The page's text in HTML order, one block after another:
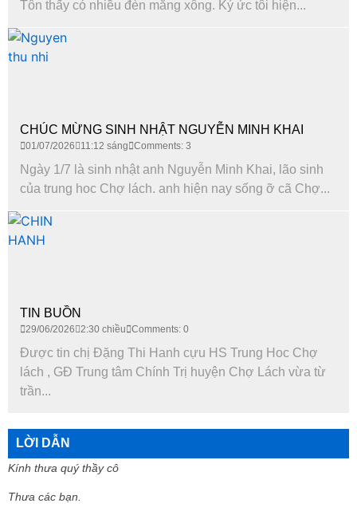
Tôn thấy có nhiều đèn măng xông. Ký ức tôi hiện...
CHÚC MỪNG SINH NHẬT NGUYỄN MINH KHAI
01/07/2026 11:12 sáng Comments: 3
Ngày 1/7 là sinh nhật anh Nguyễn Minh Khai, lão sinh
của trung hoc Chợ lách. anh hiện nay sống ỡ cã Chợ...
TIN BUỒN
29/06/2026 2:30 chiều Comments: 0
Được tin chị Đặng Thi Hanh cựu HS Trung Hoc Chợ
lách , GĐ Trung tâm Chính Trị huyện Chợ Lách vừa từ
trần...
LỜI DẪN
Kính thưa quý thầy cô
Thưa các bạn.